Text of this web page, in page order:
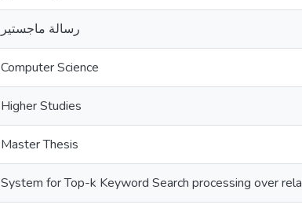
رسالة ماجستير
Computer Science
Higher Studies
Master Thesis
System for Top-k Keyword Search processing over